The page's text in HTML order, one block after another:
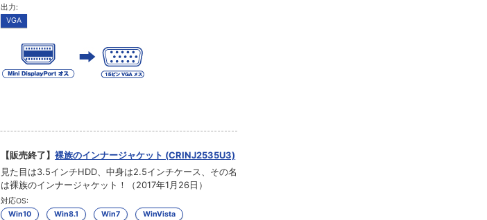
出力:
VGA
【販売終了】裸族のインナージャケット (CRINJ2535U3)
見た目は3.5インチHDD、中身は2.5インチケース、その名
は裸族のインナージャケット！（2017年1月26日）
対応OS:
Win10
Win8.1 Win7 WinVista